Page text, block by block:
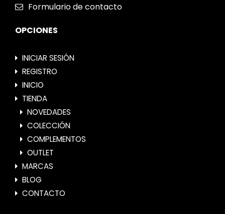
Formulariode contacto
OPCIONES
INICIAR SESIÓN
REGISTRO
INICIO
TIENDA
NOVEDADES
COLECCIÓN
COMPLEMENTOS
OUTLET
MARCAS
BLOG
CONTACTO